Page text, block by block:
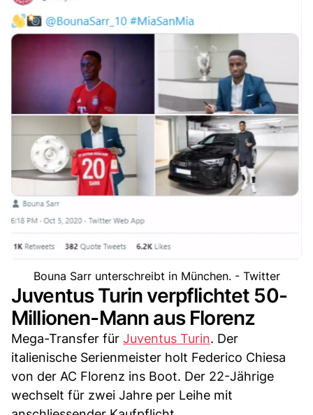
Bouna Sarr unterschreibt in München. - Twitter
Juventus Turin verpflichtet 50-
Millionen-Mann aus Florenz
Mega-Transfer für Juventus Turin. Der
italienische Serienmeister holt Federico Chiesa
von der AC Florenz ins Boot. Der 22-Jährige
wechselt für zwei Jahre per Leihe mit